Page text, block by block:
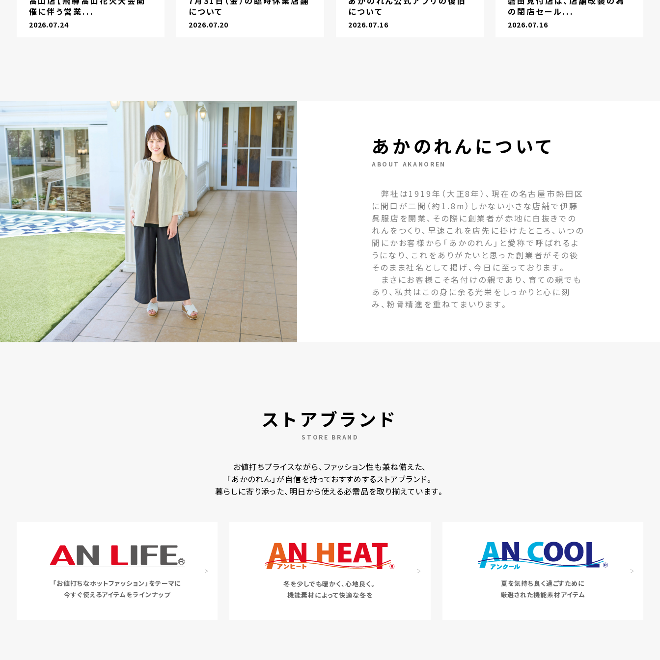
催に伴う営業...
2026.07.24
について
2026.07.20
について
2026.07.16
の閉店セール...
2026.07.16
あかのれんについて
ABOUT AKANOREN
弊社は1919年（大正8年）、現在の名古屋市熱田区
に間口が二間（約1.8m）しかない小さな店舗で伊藤
呉服店を開業、その際に創業者が赤地に白抜きでの
れんをつくり、早速これを店先に掛けたところ、いつの
間にかお客様から「あかのれん」と愛称で呼ばれるよ
うになり、これをありがたいと思った創業者がその後
そのまま社名として掲げ、今日に至っております。
まさにお客様こそ名付けの親であり、育ての親でも
あり、私共はこの身に余る光栄をしっかりと心に刻
み、粉骨精進を重ねてまいります。
ストアブランド
STORE BRAND
お値打ちプライスながら、ファッション性も兼ね備えた、
「あかのれん」が自信を持っておすすめするストアブランド。
暮らしに寄り添った、明日から使える必需品を取り揃えています。
「お値打ちなホットファッション」をテーマに
今すぐ使えるアイテムをラインナップ
冬を少しでも暖かく、心地良く。
機能素材によって快適な冬を
夏を気持ち良く過ごすために
厳選された機能素材アイテム